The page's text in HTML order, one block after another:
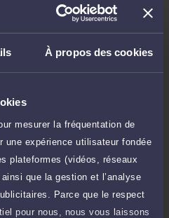
À propos des cookies
mesurer la fréquentation de
une expérience utilisateur fondée
plateformes (vidéos, réseaux
que la gestion et l’analyse
Parce que le respect
pour nous, nous vous laissons
90 €
Demander un rappel
Poser une question
+ possibilité
jointe
250 €
TTC